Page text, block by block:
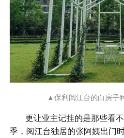
▲保利阅江台的白房子
更让业主记挂的是那些看
季，阅江台独居的张阿姨出门